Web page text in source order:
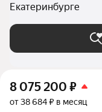
Екатеринбурге
8 075 200 ₽
от 38 684 ₽ в месяц